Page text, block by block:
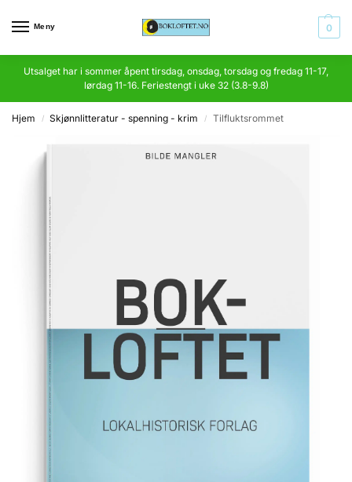
Meny 0
Utsalget har i sommer åpent tirsdag, onsdag, torsdag og fredag 11-17,
lørdag 11-16. Feriestengt i uke 32 (3.8-9.8)
Hjem / Skjønnlitteratur - spenning - krim / Tilfluktsrommet